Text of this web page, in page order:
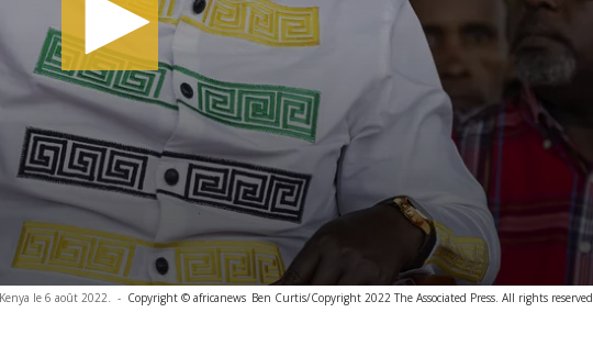
le 6 août 2022. - Copyright © africanews Ben Curtis/Copyright 2022 The Associated Press. All rights reserved